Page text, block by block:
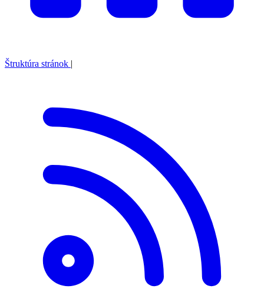
Štruktúra stránok |